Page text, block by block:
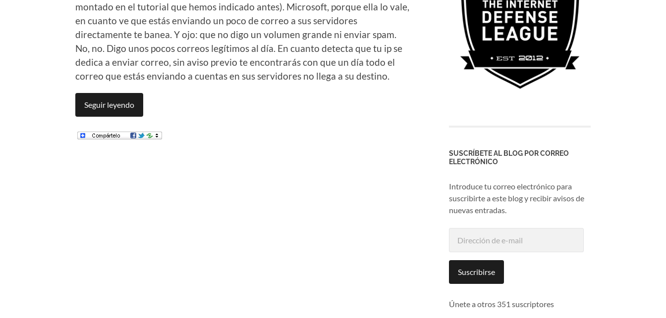
montado en el tutorial que hemos indicado antes). Microsoft, porque ella lo vale,
en cuanto ve que estás enviando un poco de correo a sus servidores
directamente te banea. Y ojo: que no digo un volumen grande ni enviar spam.
No, no. Digo unos pocos correos legítimos al día. En cuanto detecta que tu ip se
dedica a enviar correo, sin aviso previo te encontrarás con que un día todo el
correo que estás enviando a cuentas en sus servidores no llega a su destino.
Seguir leyendo
SUSCRÍBETE AL BLOG POR CORREO
ELECTRÓNICO
Introduce tu correo electrónico para
suscribirte a este blog y recibir avisos de
nuevas entradas.
mailSuscribirse
Únete a otros 351 suscriptores